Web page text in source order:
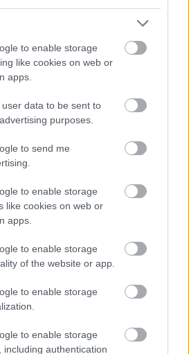
to enable storage
like cookies on web or
apps.
data to be sent to
purposes.
to send me
to enable storage
like cookies on web or
apps.
to enable storage
of the website or app.
to enable storage
to enable storage
including authentication
előtte hozzászokott ahhoz,
diktálja a tempót. Galan
hanem a belső
kapott.
volt a kezdés, különösen
morálja szempontjából.
a győzelmekhez,
ki, hogy ennek gyorsan
ért véget. Hosszú volt” –
vissza